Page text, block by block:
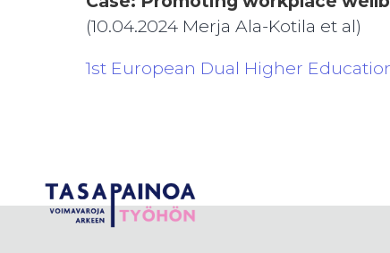
(10.04.2024 Merja Ala-Kotila et al)
1st European Dual Higher